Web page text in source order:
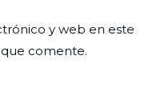
y web en este
comente.